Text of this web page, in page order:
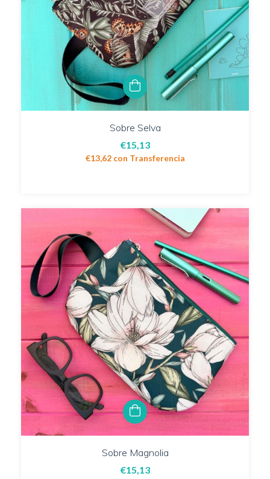
Sobre Selva
€15,13
€13,62 con Transferencia
Sobre Magnolia
€15,13